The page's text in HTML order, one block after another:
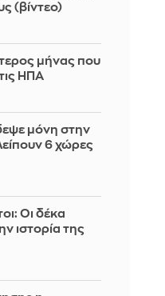
(βίντεο)
μήνας που
ΗΠΑ
μόνη στην
6 χώρες
Οι δέκα
ιστορία της